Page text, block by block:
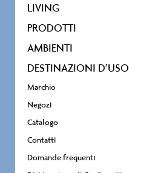
LIVING
PRODOTTI
AMBIENTI
DESTINAZIONI D’USO
Marchio
Negozi
Catalogo
Contatti
Domande frequenti